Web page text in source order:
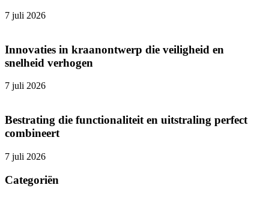
7 juli 2026
Innovaties in kraanontwerp die veiligheid en
snelheid verhogen
7 juli 2026
Bestrating die functionaliteit en uitstraling perfect
combineert
7 juli 2026
Categoriën